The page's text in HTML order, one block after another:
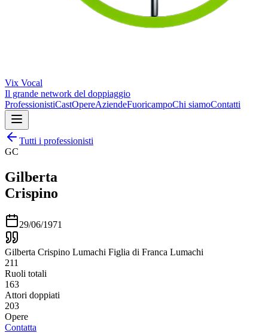
Vix Vocal
Il grande network del doppiaggio
ProfessionistiCastOpereAziendeFuoricampoChi siamoContatti
Tutti i professionisti
GC
Gilberta
Crispino
29/06/1971
Gilberta Crispino Lumachi Figlia di Franca Lumachi
211
Ruoli totali
163
Attori doppiati
203
Opere
Contatta